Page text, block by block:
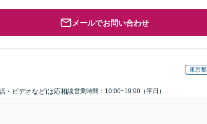
メールでお問い合わせ
東京都
・ビデオなど)は応相談営業時間：10:00~19:00（平日）